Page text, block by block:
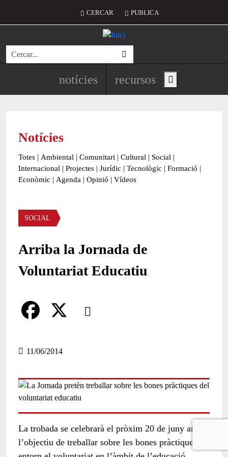
Menú del compte d'usuari
CERCAR PUBLICA
Cerca
Navegació principal de
notícies recursos Show main menu
Notícies
Totes | Ambiental | Comunitari | Cultural | Social |
Internacional | Projectes | Jurídic | Tecnològic | Formació |
Econòmic | Agenda | Opinió | Vídeos
Àmbit de la notícia
SOCIAL
Arriba la Jornada de
Voluntariat Educatiu
Comparteix
a
e
o
11/06/2014
La trobada se celebrarà el pròxim 20 de juny amb
l’objectiu de treballar sobre les bones pràctiques